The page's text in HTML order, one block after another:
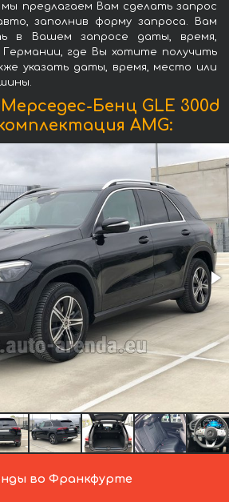
мы предлагаем Вам сделать запрос
заполнив форму запроса. Вам
в Вашем запросе даты, время,
где Вы хотите получить
указать даты, время, место или
Бенц GLE 300d
AMG:
во Франкфурте